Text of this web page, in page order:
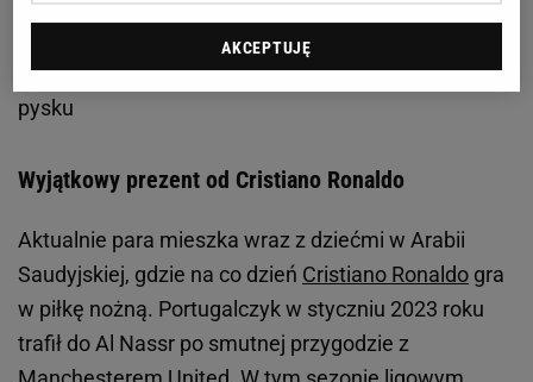
Żelazny: Gdyby Zieliński zrobił selfie z
Ronaldo w Neapolu, to kibice dostaliby pianę na
pysku
Wyjątkowy prezent od Cristiano Ronaldo
Aktualnie para mieszka wraz z dziećmi w Arabii
Saudyjskiej, gdzie na co dzień Cristiano Ronaldo gra
w piłkę nożną. Portugalczyk w styczniu 2023 roku
trafił do Al Nassr po smutnej przygodzie z
AKCEPTUJĘ